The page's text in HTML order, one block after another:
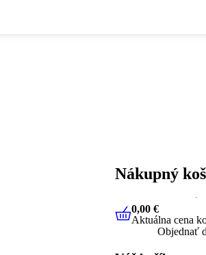
Nákupný
0,00 €
0,00 €
Aktuálna cena
Objednať